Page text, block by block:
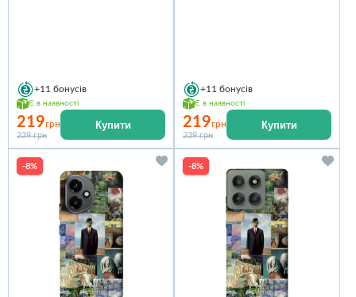
+11 бонусів
Є в наявності
219грн
239 грн
Купити
+11 бонусів
Є в наявності
219грн
239 грн
Купити
-8% -8%